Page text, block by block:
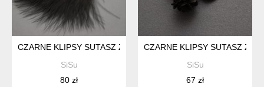
CZARNE KLIPSY SUTASZ Z PIÓRAMI
SiSu
80 zł
CZARNE KLIPSY SUTASZ Z
SiSu
67 zł